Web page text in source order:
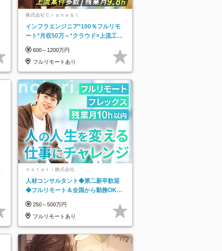
株式会社Ｃｒａｎｅ＆Ｉ
インフラエンジニア*100％フルリモ
ート*月収50万～*クラウド×上流工程
600～1200万円
フルリモートあり
ｎｏｔａｒｉ株式会社
人材コンサルタント◆第二新卒歓迎
◆フルリモート＆全国から勤務OK◆
250～500万円
フルリモートあり